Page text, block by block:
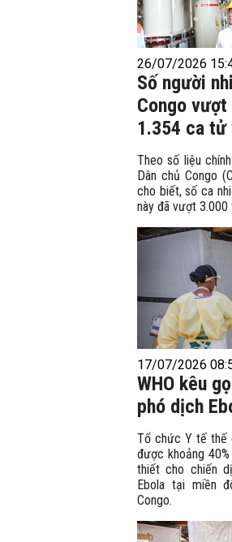
26/07/2026
Số người
Congo
1.354 ca tử
Theo số liệu
Dân chủ Congo
cho biết, số ca
này đã vượt 3.000
17/07/2026
WHO kêu
phó dịch
Tổ chức Y tế thế
được khoảng
thiết cho chiến
Ebola tại miền
Congo.